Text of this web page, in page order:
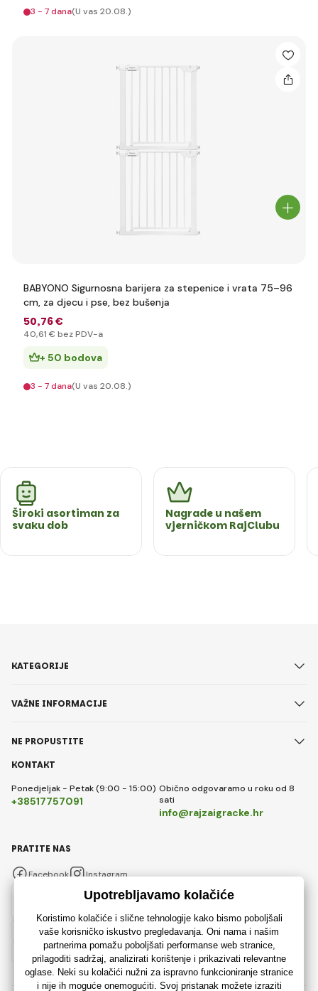
3 - 7 dana(U vas 20.08.)
BABYONO Sigurnosna barijera za stepenice i vrata 75–96
cm, za djecu i pse, bez bušenja
50,76 €
40,61 € bez PDV-a
+ 50 bodova
3 - 7 dana(U vas 20.08.)
Široki asortiman za
svaku dob
Nagrade u našem
vjerničkom RajClubu
KONTAKT
Ponedjeljak - Petak (9:00 - 15:00)
+38517757091
Obično odgovaramo u roku od 8
sati
info@rajzaigracke.hr
KATEGORIJE
VAŽNE INFORMACIJE
NE PROPUSTITE
PRATITE NAS
Facebook Instagram